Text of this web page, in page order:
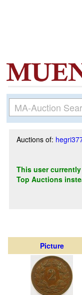
Auctions of:
This user
Top Auctions
Picture